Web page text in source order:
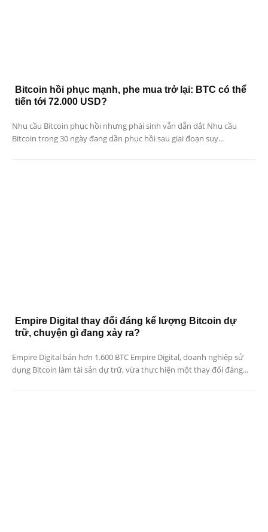
Bitcoin hồi phục mạnh, phe mua trở lại: BTC có thể
tiến tới 72.000 USD?
Nhu cầu Bitcoin phục hồi nhưng phái sinh vẫn dẫn dắt Nhu cầu
Bitcoin trong 30 ngày đang dần phục hồi sau giai đoạn suy...
Empire Digital thay đổi đáng kể lượng Bitcoin dự
trữ, chuyện gì đang xảy ra?
Empire Digital bán hơn 1.600 BTC Empire Digital, doanh nghiệp sử
dụng Bitcoin làm tài sản dự trữ, vừa thực hiện một thay đổi đáng...